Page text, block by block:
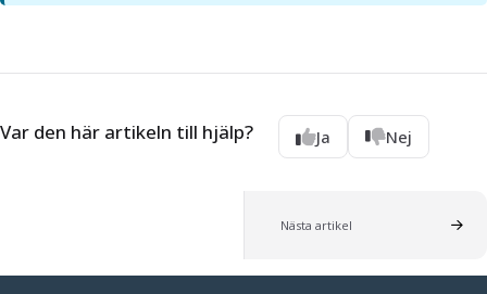
Var den här artikeln till hjälp? Ja Nej
Nästa artikel